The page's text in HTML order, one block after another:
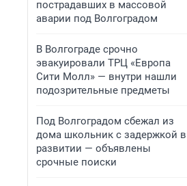
пострадавших в массовой
аварии под Волгоградом
В Волгограде срочно
эвакуировали ТРЦ «Европа
Сити Молл» — внутри нашли
подозрительные предметы
Под Волгоградом сбежал из
дома школьник с задержкой в
развитии — объявлены
срочные поиски